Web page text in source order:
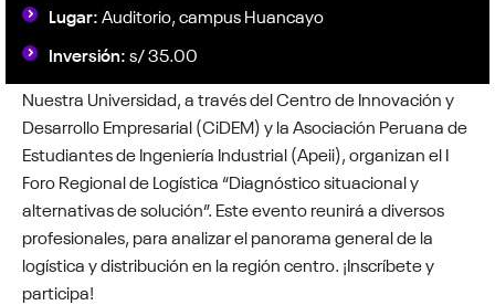
Lugar:Auditorio, campus Huancayo
Inversión:s/ 35.00
Nuestra Universidad, a través del Centro de Innovación y
Desarrollo Empresarial (CiDEM) y la Asociación Peruana de
Estudiantes de Ingeniería Industrial (Apeii), organizan el I
Foro Regional de Logística “Diagnóstico situacional y
alternativas de solución”. Este evento reunirá a diversos
profesionales, para analizar el panorama general de la
logística y distribución en la región centro. ¡Inscríbete y
participa!